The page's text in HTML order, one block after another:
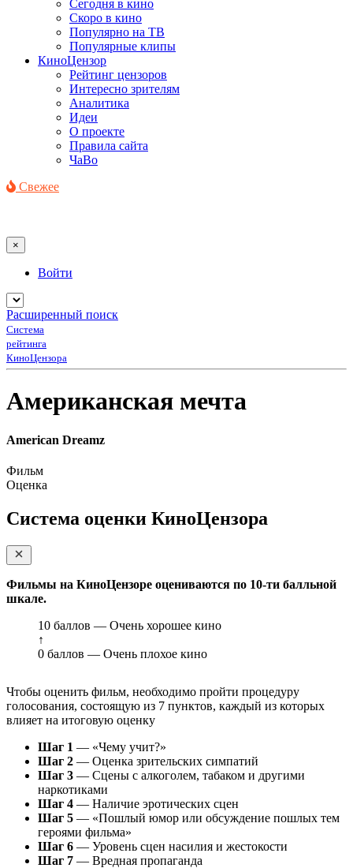
Сегодня в кино
Скоро в кино
Популярно на ТВ
Популярные клипы
КиноЦензор
Рейтинг цензоров
Интересно зрителям
Аналитика
Идеи
О проекте
Правила сайта
ЧаВо
Свежее
×
Войти
Расширенный поиск
Система
рейтинга
КиноЦензора
Американская мечта
American Dreamz
Фильм
Оценка
Система оценки КиноЦензора
Фильмы на КиноЦензоре оцениваются по 10-ти балльной
шкале.
10 баллов — Очень хорошее кино
↑
0 баллов — Очень плохое кино
Чтобы оценить фильм, необходимо пройти процедуру
голосования, состоящую из 7 пунктов, каждый из которых
влияет на итоговую оценку
Шаг 1 — «Чему учит?»
Шаг 2 — Оценка зрительских симпатий
Шаг 3 — Сцены с алкоголем, табаком и другими
наркотиками
Шаг 4 — Наличие эротических сцен
Шаг 5 — «Пошлый юмор или обсуждение пошлых тем
героями фильма»
Шаг 6 — Уровень сцен насилия и жестокости
Шаг 7 — Вредная пропаганда